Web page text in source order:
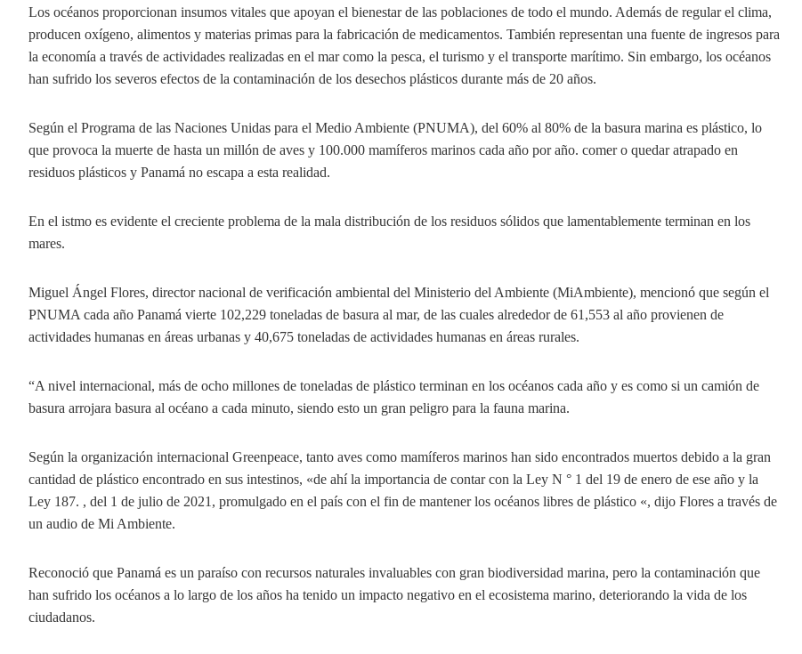
Los océanos proporcionan insumos vitales que apoyan el bienestar de las poblaciones de todo el mundo. Además de regular el clima,
producen oxígeno, alimentos y materias primas para la fabricación de medicamentos. También representan una fuente de ingresos para
la economía a través de actividades realizadas en el mar como la pesca, el turismo y el transporte marítimo. Sin embargo, los océanos
han sufrido los severos efectos de la contaminación de los desechos plásticos durante más de 20 años.
Según el Programa de las Naciones Unidas para el Medio Ambiente (PNUMA), del 60% al 80% de la basura marina es plástico, lo
que provoca la muerte de hasta un millón de aves y 100.000 mamíferos marinos cada año por año. comer o quedar atrapado en
residuos plásticos y Panamá no escapa a esta realidad.
En el istmo es evidente el creciente problema de la mala distribución de los residuos sólidos que lamentablemente terminan en los
mares.
Miguel Ángel Flores, director nacional de verificación ambiental del Ministerio del Ambiente (MiAmbiente), mencionó que según el
PNUMA cada año Panamá vierte 102,229 toneladas de basura al mar, de las cuales alrededor de 61,553 al año provienen de
actividades humanas en áreas urbanas y 40,675 toneladas de actividades humanas en áreas rurales.
“A nivel internacional, más de ocho millones de toneladas de plástico terminan en los océanos cada año y es como si un camión de
basura arrojara basura al océano a cada minuto, siendo esto un gran peligro para la fauna marina.
Según la organización internacional Greenpeace, tanto aves como mamíferos marinos han sido encontrados muertos debido a la gran
cantidad de plástico encontrado en sus intestinos, «de ahí la importancia de contar con la Ley N ° 1 del 19 de enero de ese año y la
Ley 187. , del 1 de julio de 2021, promulgado en el país con el fin de mantener los océanos libres de plástico «, dijo Flores a través de
un audio de Mi Ambiente.
Reconoció que Panamá es un paraíso con recursos naturales invaluables con gran biodiversidad marina, pero la contaminación que
han sufrido los océanos a lo largo de los años ha tenido un impacto negativo en el ecosistema marino, deteriorando la vida de los
ciudadanos.